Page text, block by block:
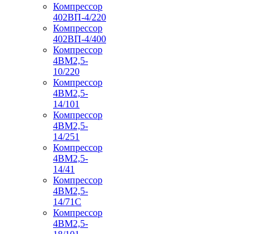
Компрессор
402ВП-4/220
Компрессор
402ВП-4/400
Компрессор
4ВМ2,5-
10/220
Компрессор
4ВМ2,5-
14/101
Компрессор
4ВМ2,5-
14/251
Компрессор
4ВМ2,5-
14/41
Компрессор
4ВМ2,5-
14/71C
Компрессор
4ВМ2,5-